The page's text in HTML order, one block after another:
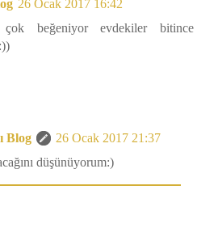
26 Ocak 2017 16:42
beğeniyor evdekiler bitince
Blog
26 Ocak 2017 21:37
düşünüyorum:)